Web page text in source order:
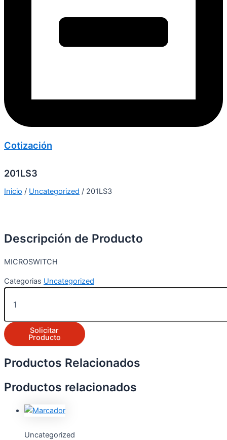
Cotización
201LS3
Inicio / Uncategorized / 201LS3
Descripción de Producto
MICROSWITCH
Categorias Uncategorized
Solicitar
Producto
Productos Relacionados
Productos relacionados
Uncategorized